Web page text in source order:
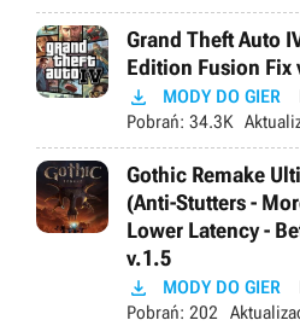
Grand Theft Auto
Edition Fusion Fix
 MODY DO GIER
Pobrań: 34.3K
Gothic Remake
(Anti-Stutters -
Lower Latency -
v.1.5
 MODY DO GIER
Pobrań: 202